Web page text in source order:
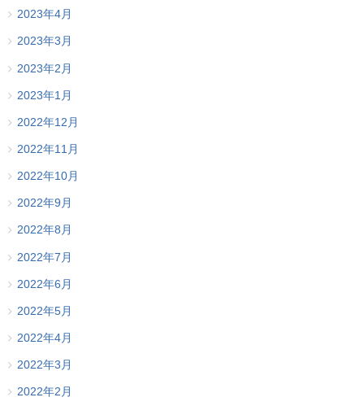
2023年4月
2023年3月
2023年2月
2023年1月
2022年12月
2022年11月
2022年10月
2022年9月
2022年8月
2022年7月
2022年6月
2022年5月
2022年4月
2022年3月
2022年2月